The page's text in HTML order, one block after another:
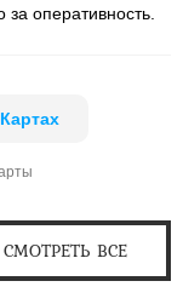
оперативность.
СМОТРЕТЬ ВСЕ